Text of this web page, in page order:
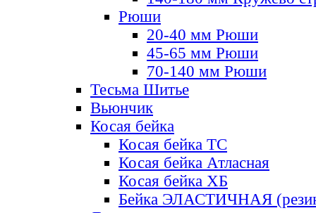
Рюши
20-40 мм Рюши
45-65 мм Рюши
70-140 мм Рюши
Тесьма Шитье
Вьюнчик
Косая бейка
Косая бейка ТС
Косая бейка Атласная
Косая бейка ХБ
Бейка ЭЛАСТИЧНАЯ